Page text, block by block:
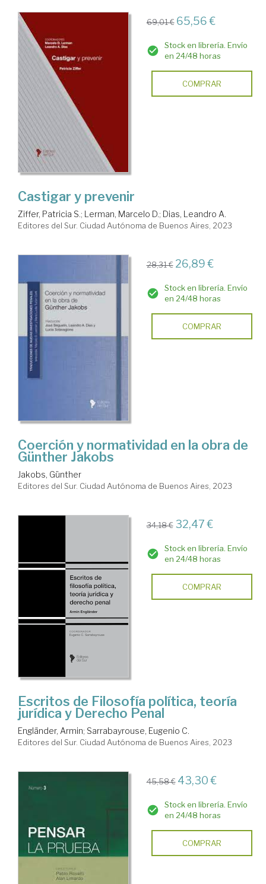
69,01 € 65,56 €
Stock en librería. Envío
en 24/48 horas
COMPRAR
Castigar y prevenir
Ziffer, Patricia S.; Lerman, Marcelo D.; Dias, Leandro A.
Editores del Sur. Ciudad Autónoma de Buenos Aires, 2023
28,31 € 26,89 €
Stock en librería. Envío
en 24/48 horas
COMPRAR
Coerción y normatividad en la obra de
Günther Jakobs
Jakobs, Günther
Editores del Sur. Ciudad Autónoma de Buenos Aires, 2023
34,18 € 32,47 €
Stock en librería. Envío
en 24/48 horas
COMPRAR
Escritos de Filosofía política, teoría
jurídica y Derecho Penal
Engländer, Armin; Sarrabayrouse, Eugenio C.
Editores del Sur. Ciudad Autónoma de Buenos Aires, 2023
45,58 € 43,30 €
Stock en librería. Envío
en 24/48 horas
COMPRAR